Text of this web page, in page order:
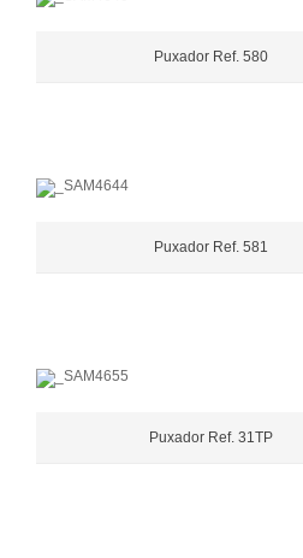
Puxador Ref. 580
Puxador Ref. 581
Puxador Ref. 31TP